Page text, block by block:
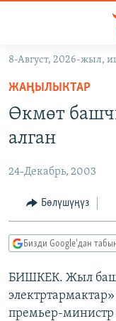
Навигацияга
өтүңүз
Издөөгө
салыңыз
КЫРГЫЗСТАН
ЭКОНОМИКА
МАДАНИЯТ
БОРБОР АЗИЯ
АТАЙЫН ИЛИКТӨӨ
ТВ ПРОГРАММАЛАР
ЭКСПЕРТТЕР ТАЛДАЙТ
БИЗ ЖАНА ДҮЙНӨ
ДАНИСТЕ
ӨЗГӨЧӨ ПИКИР
Русский
8-Август, 2026-жыл,
ЖАҢЫЛЫКТАР
Өкмөт
алган
24-Декабрь, 2003
Бөлүшүңүз
Бизди Google'дан
БИШКЕК. Жыл
премьер-министр